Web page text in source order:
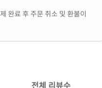
완료 후 주문 취소 및 환불이
전체 리뷰수